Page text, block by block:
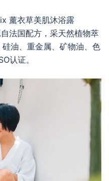
薰衣草美肌沐浴露
法国配方，采天然植物萃
硅油、重金属、矿物油、色
认证。